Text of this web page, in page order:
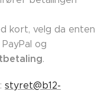
kort, velg da enten
og
.
styret@b12-